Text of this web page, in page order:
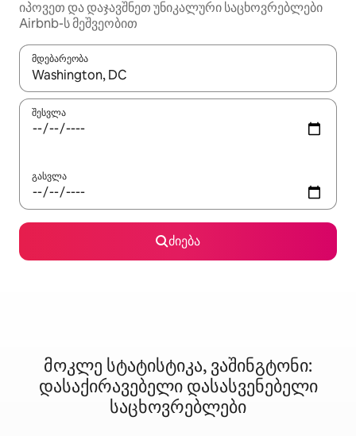
იპოვეთ და დაჯავშნეთ უნიკალური საცხოვრებლები
Airbnb-ს მეშვეობით
მდებარეობა
როცა შედეგები ხელმისაწვდომი გახდება, ნავიგაციისთვის
შესვლა
გასვლა
ძიება
მოკლე სტატისტიკა, ვაშინგტონი:
დასაქირავებელი დასასვენებელი
საცხოვრებლები